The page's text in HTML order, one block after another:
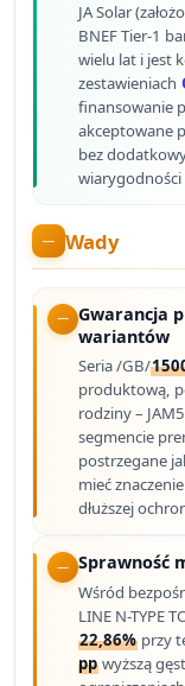
JA Solar
BNEF Tier-1
wielu lat i jest
zestawieniach
finansowanie
akceptowane
bez
Wady
Gwarancja
wariantów
Seria /GB/
produktową,
rodziny –
segmencie
postrzegane
mieć
dłuższej
Sprawność
Wśród
LINE N-TYPE
22,86% przy
pp wyższą